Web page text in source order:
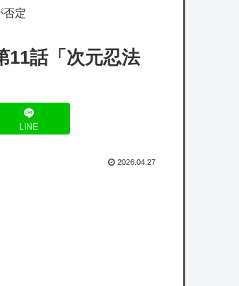
セレナーデ・オックスブラ
！」には出演予定
れゴトさん 他
否定
11話「次元忍法
LINE
2026.04.27